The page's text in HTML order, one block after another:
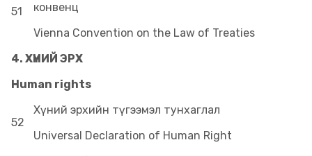
51
конвенц
Vienna Convention on the Law of Treaties
4. ХҮНИЙ ЭРХ
Human rights
52
Хүний эрхийн түгээмэл тунхаглал
Universal Declaration of Human Right